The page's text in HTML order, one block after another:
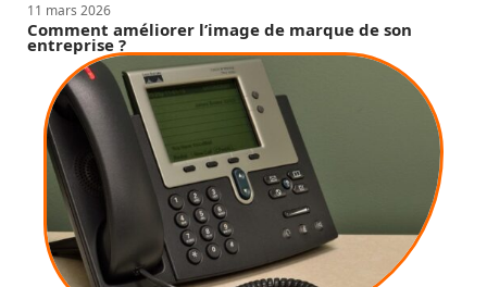
11 mars 2026
Comment améliorer l’image de marque de son
entreprise ?